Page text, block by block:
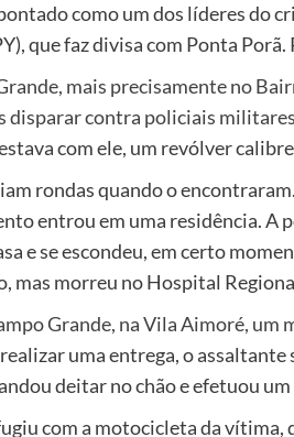
como um dos líderes do
que faz divisa com Ponta
mais precisamente no
disparar contra policiais militares
com ele, um revólver
rondas quando o
entrou em uma residência. A
e se escondeu, em certo
mas morreu no Hospital
Grande, na Vila Aimoré, um
uma entrega, o assaltante
deitar no chão e efetuou
com a motocicleta da vítima,